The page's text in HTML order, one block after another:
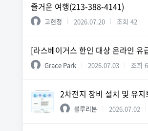
즐거운 여행(213-388-4141)
고현정 2026.07.20 조회 42
[라스베이거스 한인 대상 온라인
Grace Park 2026.07.03 조회
2차전지 장비 설치 및 유
블루리본 2026.07.02